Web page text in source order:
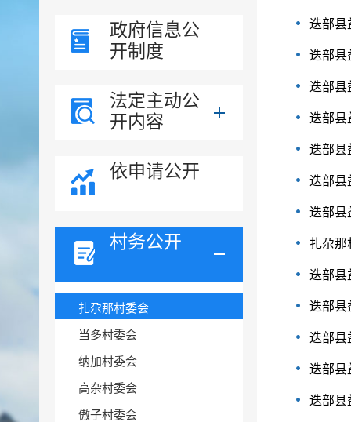
政府信息公
开制度
法定主动公
开内容
依申请公开
村务公开
扎尕那村委会
当多村委会
纳加村委会
高杂村委会
傲子村委会
迭部县
迭部县
迭部县
迭部县
迭部县
迭部县
迭部县
扎尕那
迭部县
迭部县
迭部县
迭部县
迭部县